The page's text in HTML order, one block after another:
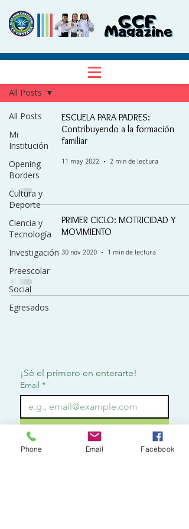
All Posts
Mi
Institución
Opening
Borders
Cultura y
Deporte
Ciencia y
Tecnología
Investigación
Preescolar
Social
Egresados
All Posts
ESCUELA PARA PADRES:
Contribuyendo a la formación
familiar
11 may 2022 2 min de lectura
PRIMER CICLO: MOTRICIDAD Y
MOVIMIENTO
30 nov 2020 1 min de lectura
¡Sé el primero en enterarte!
Email *
Suscribirme
Quiero suscribirme para
Phone Email Facebook